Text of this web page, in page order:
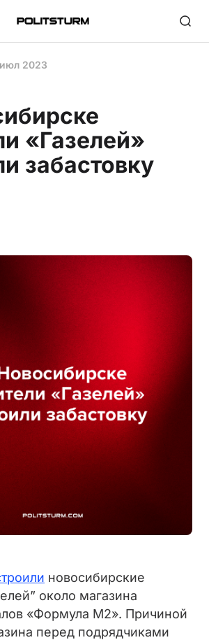
июл 2023
«Газелей»
забастовку
новосибирские
около магазина
«Формула М2». Причиной
перед подрядчиками